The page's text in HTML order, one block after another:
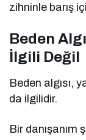
zihninle barış
Beden
İlgili Değil
Beden algısı,
da ilgilidir.
Bir danışanım